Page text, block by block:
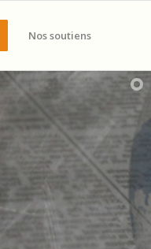
Nos soutiens